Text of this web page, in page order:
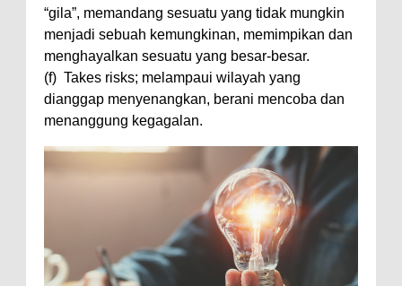
“gila”, memandang sesuatu yang tidak mungkin
menjadi sebuah kemungkinan, memimpikan dan
menghayalkan sesuatu yang besar-besar.
(f) Takes risks; melampaui wilayah yang
dianggap menyenangkan, berani mencoba dan
menanggung kegagalan.